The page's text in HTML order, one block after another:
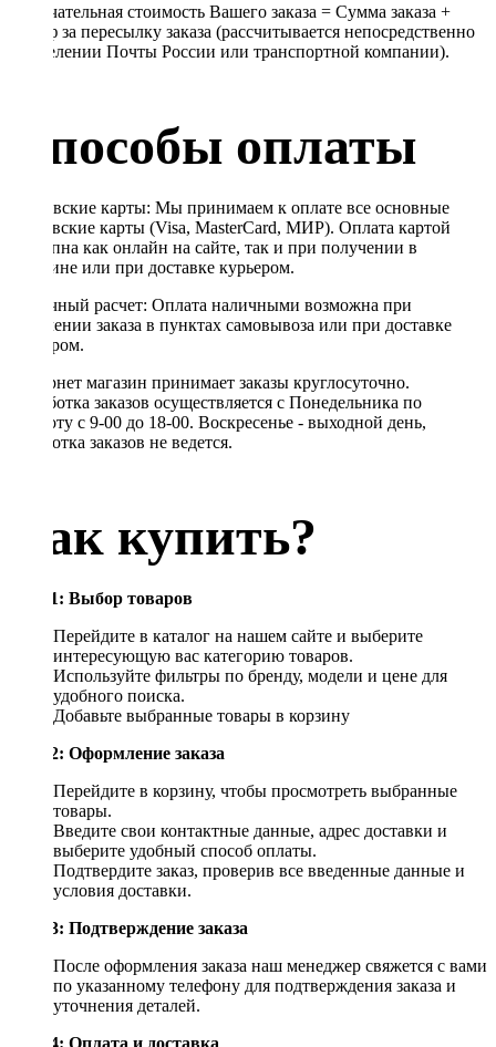
Окончательная стоимость Вашего заказа = Сумма заказа +
Тариф за пересылку заказа (рассчитывается непосредственно
в отделении Почты России или транспортной компании).
Способы оплаты
Банковские карты: Мы принимаем к оплате все основные
банковские карты (Visa, MasterCard, МИР). Оплата картой
доступна как онлайн на сайте, так и при получении в
магазине или при доставке курьером.
Наличный расчет: Оплата наличными возможна при
получении заказа в пунктах самовывоза или при доставке
курьером.
Интернет магазин принимает заказы круглосуточно.
Обработка заказов осуществляется с Понедельника по
Субботу с 9-00 до 18-00. Воскресенье - выходной день,
обработка заказов не ведется.
Как купить?
Шаг 1: Выбор товаров
Перейдите в каталог на нашем сайте и выберите
интересующую вас категорию товаров.
Используйте фильтры по бренду, модели и цене для
удобного поиска.
Добавьте выбранные товары в корзину
Шаг 2: Оформление заказа
Перейдите в корзину, чтобы просмотреть выбранные
товары.
Введите свои контактные данные, адрес доставки и
выберите удобный способ оплаты.
Подтвердите заказ, проверив все введенные данные и
условия доставки.
Шаг 3: Подтверждение заказа
После оформления заказа наш менеджер свяжется с вами
по указанному телефону для подтверждения заказа и
уточнения деталей.
Шаг 4: Оплата и доставка